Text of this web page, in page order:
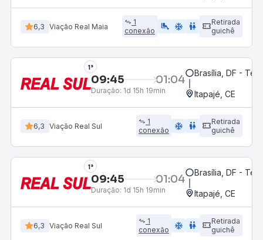
6,3 Viação Real Maia
1
conexão
airline_seat_legroom_extra ac_unit wc
Retirada
guichê
1°
09:45 01:04
Duração: 1d 15h 19min
Brasília, DF -
Itapajé, CE
6,3 Viação Real Sul
1
conexão
ac_unit wc
Retirada
guichê
1°
09:45 01:04
Duração: 1d 15h 19min
Brasília, DF -
Itapajé, CE
6,3 Viação Real Sul
1
conexão
ac_unit wc
Retirada
guichê